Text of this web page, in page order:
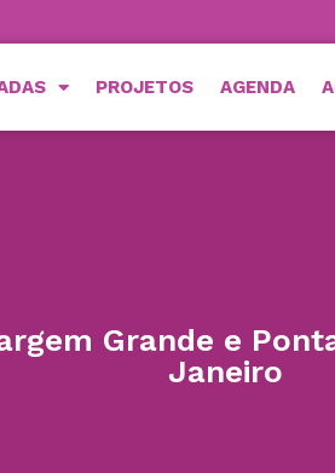
PROJETOS AGENDA
Grande e
Janeiro